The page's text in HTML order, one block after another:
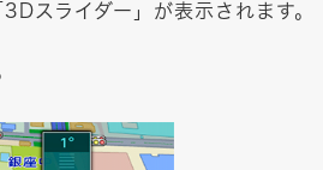
スライダー」が表示されます。